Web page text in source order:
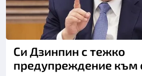
Си Дзинпин с тежко
предупреждение към